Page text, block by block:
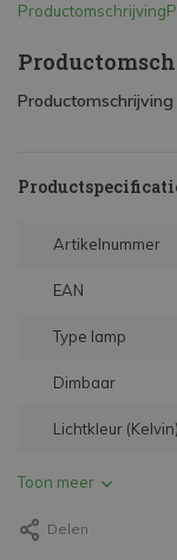
Productomschrijving
Productomschrijving
Artikelnummer
EAN
Type lamp
Dimbaar
Lichtkleur (Kelvin)
Toon meer
Delen